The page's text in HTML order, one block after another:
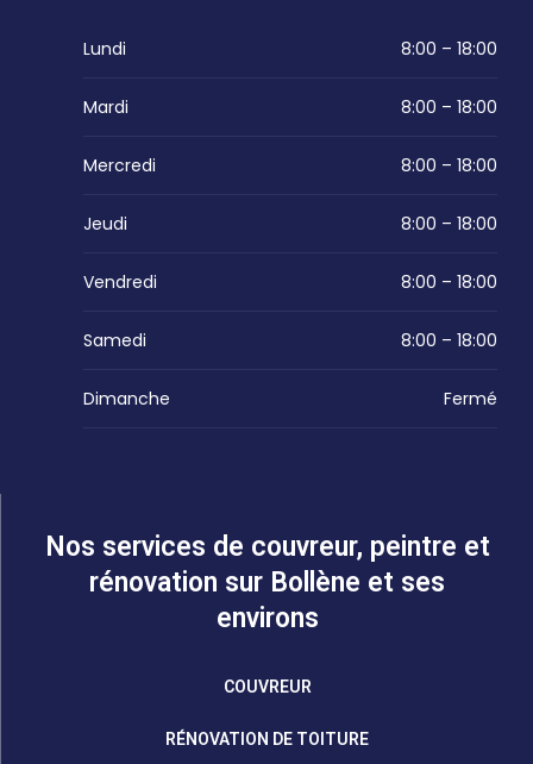
Lundi 8:00 – 18:00
Mardi 8:00 – 18:00
Mercredi 8:00 – 18:00
Jeudi 8:00 – 18:00
Vendredi 8:00 – 18:00
Samedi 8:00 – 18:00
Dimanche Fermé
Nos services de couvreur, peintre et
rénovation sur Bollène et ses
environs
COUVREUR
RÉNOVATION DE TOITURE